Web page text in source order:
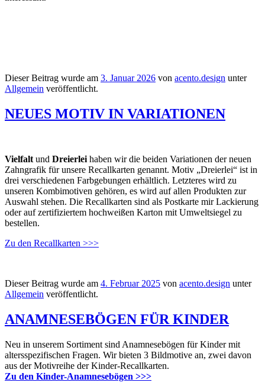
Dieser Beitrag wurde am 3. Januar 2026 von acento.design unter
Allgemein veröffentlicht.
NEUES MOTIV IN VARIATIONEN
Vielfalt und Dreierlei haben wir die beiden Variationen der neuen
Zahngrafik für unsere Recallkarten genannt. Motiv „Dreierlei“ ist in
drei verschiedenen Farbgebungen erhältlich. Letzteres wird zu
unseren Kombimotiven gehören, es wird auf allen Produkten zur
Auswahl stehen. Die Recallkarten sind als Postkarte mir Lackierung
oder auf zertifiziertem hochweißen Karton mit Umweltsiegel zu
bestellen.
Zu den Recallkarten >>>
Dieser Beitrag wurde am 4. Februar 2025 von acento.design unter
Allgemein veröffentlicht.
ANAMNESEBÖGEN FÜR KINDER
Neu in unserem Sortiment sind Anamnesebögen für Kinder mit
altersspezifischen Fragen. Wir bieten 3 Bildmotive an, zwei davon
aus der Motivreihe der Kinder-Recallkarten.
Zu den Kinder-Anamnesebögen >>>